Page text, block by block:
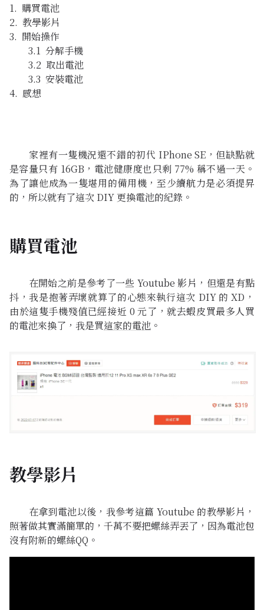
購買電池
教學影片
開始操作
分解手機
取出電池
安裝電池
感想
家裡有一隻機況還不錯的初代 IPhone SE，但缺點就
是容量只有 16GB，電池健康度也只剩 77% 稱不過一天。
為了讓他成為一隻堪用的備用機，至少續航力是必須提昇
的，所以就有了這次 DIY 更換電池的紀錄。
購買電池
在開始之前是參考了一些 Youtube 影片，但還是有點
抖，我是抱著弄壞就算了的心態來執行這次 DIY 的 XD，
由於這隻手機殘值已經接近 0 元了，就去蝦皮買最多人買
的電池來換了，我是買這家的電池 。
教學影片
在拿到電池以後，我參考這篇 Youtube 的教學影片，
照著做其實滿簡單的，千萬不要把螺絲弄丟了，因為電池包
沒有附新的螺絲QQ。